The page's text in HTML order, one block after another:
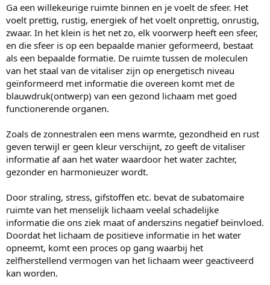
Ga een willekeurige ruimte binnen en je voelt de sfeer. Het
voelt prettig, rustig, energiek of het voelt onprettig, onrustig,
zwaar. In het klein is het net zo, elk voorwerp heeft een sfeer,
en die sfeer is op een bepaalde manier geformeerd, bestaat
als een bepaalde formatie. De ruimte tussen de moleculen
van het staal van de vitaliser zijn op energetisch niveau
geïnformeerd met informatie die overeen komt met de
blauwdruk(ontwerp) van een gezond lichaam met goed
functionerende organen.
Zoals de zonnestralen een mens warmte, gezondheid en rust
geven terwijl er geen kleur verschijnt, zo geeft de vitaliser
informatie af aan het water waardoor het water zachter,
gezonder en harmonieuzer wordt.
Door straling, stress, gifstoffen etc. bevat de subatomaire
ruimte van het menselijk lichaam veelal schadelijke
informatie die ons ziek maat of anderszins negatief beïnvloed.
Doordat het lichaam de positieve informatie in het water
opneemt, komt een proces op gang waarbij het
zelfherstellend vermogen van het lichaam weer geactiveerd
kan worden.